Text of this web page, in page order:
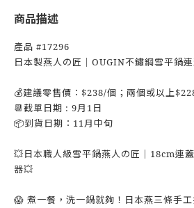
商品描述
產品 #17296
日本製燕人の匠｜OUGIN不鏽鋼雪平鍋
💰建議零售價：$238/個；兩個或以上
📆截單日期 : 9月1日
📦到貨日期：11月中旬
💥日本職人級雪平鍋燕人の匠｜18cm連
器💥
😱 煮一餐，洗一鍋就夠！日本燕三條手